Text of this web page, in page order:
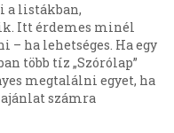
a listákban,
Itt érdemes minél
– ha lehetséges. Ha egy
több tíz „Szórólap”
megtalálni egyet, ha
számra